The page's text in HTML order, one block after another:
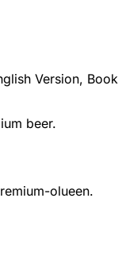
Version, Book
beer.
olueen.